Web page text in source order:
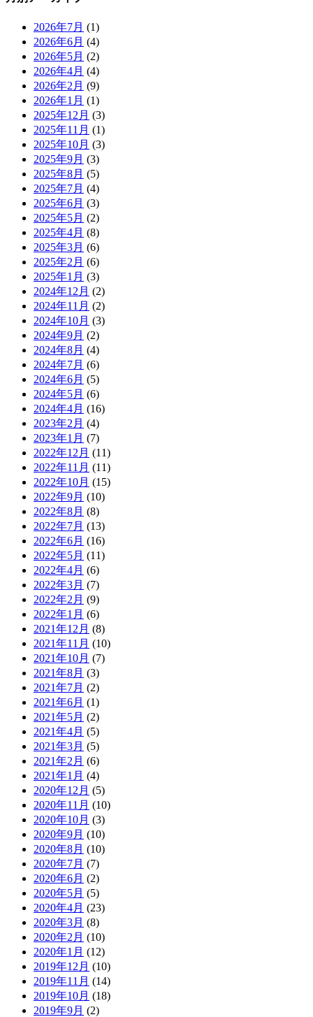
2026年7月 (1)
2026年6月 (4)
2026年5月 (2)
2026年4月 (4)
2026年2月 (9)
2026年1月 (1)
2025年12月 (3)
2025年11月 (1)
2025年10月 (3)
2025年9月 (3)
2025年8月 (5)
2025年7月 (4)
2025年6月 (3)
2025年5月 (2)
2025年4月 (8)
2025年3月 (6)
2025年2月 (6)
2025年1月 (3)
2024年12月 (2)
2024年11月 (2)
2024年10月 (3)
2024年9月 (2)
2024年8月 (4)
2024年7月 (6)
2024年6月 (5)
2024年5月 (6)
2024年4月 (16)
2023年2月 (4)
2023年1月 (7)
2022年12月 (11)
2022年11月 (11)
2022年10月 (15)
2022年9月 (10)
2022年8月 (8)
2022年7月 (13)
2022年6月 (16)
2022年5月 (11)
2022年4月 (6)
2022年3月 (7)
2022年2月 (9)
2022年1月 (6)
2021年12月 (8)
2021年11月 (10)
2021年10月 (7)
2021年8月 (3)
2021年7月 (2)
2021年6月 (1)
2021年5月 (2)
2021年4月 (5)
2021年3月 (5)
2021年2月 (6)
2021年1月 (4)
2020年12月 (5)
2020年11月 (10)
2020年10月 (3)
2020年9月 (10)
2020年8月 (10)
2020年7月 (7)
2020年6月 (2)
2020年5月 (5)
2020年4月 (23)
2020年3月 (8)
2020年2月 (10)
2020年1月 (12)
2019年12月 (10)
2019年11月 (14)
2019年10月 (18)
2019年9月 (2)